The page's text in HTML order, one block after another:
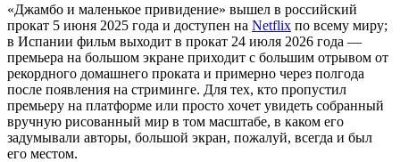
«Джамбо и маленькое привидение» вышел в российский
прокат 5 июня 2025 года и доступен на Netflix по всему миру;
в Испании фильм выходит в прокат 24 июля 2026 года —
премьера на большом экране приходит с большим отрывом от
рекордного домашнего проката и примерно через полгода
после появления на стриминге. Для тех, кто пропустил
премьеру на платформе или просто хочет увидеть собранный
вручную рисованный мир в том масштабе, в каком его
задумывали авторы, большой экран, пожалуй, всегда и был
его местом.